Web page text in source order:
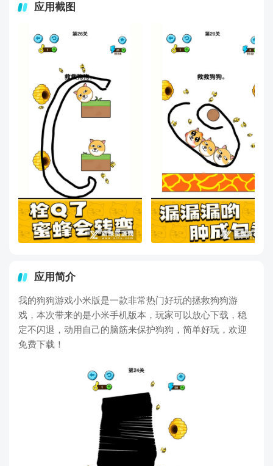
应用截图
应用简介
我的狗狗游戏小米版是一款非常热门好玩的拯救狗狗游
戏，本次带来的是小米手机版本，玩家可以放心下载，稳
定不闪退，动用自己的脑筋来保护狗狗，简单好玩，欢迎
免费下载！